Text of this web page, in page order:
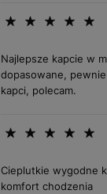
Najlepsze kapcie w
dopasowane,
kapci, polecam.
Cieplutkie wygodne
komfort chodzenia